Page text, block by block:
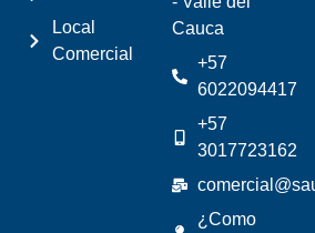
Local
Comercial
Cauca
+57
6022094417
+57
3017723162
¿Como